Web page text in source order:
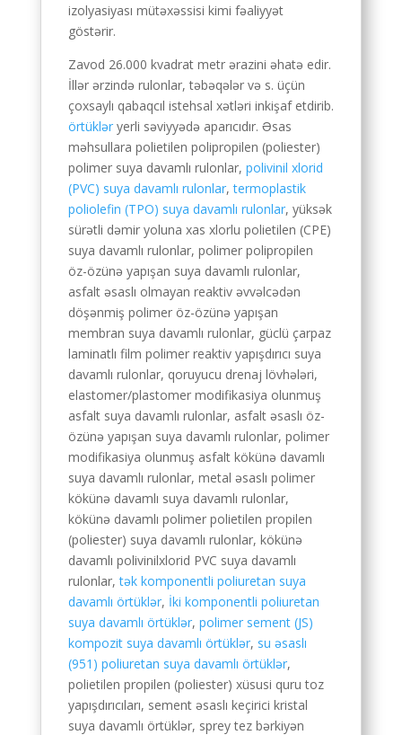
izolyasiyası mütəxəssisi kimi fəaliyyət
göstərir.
Zavod 26.000 kvadrat metr ərazini əhatə edir.
İllər ərzində rulonlar, təbəqələr və s. üçün
çoxsaylı qabaqcıl istehsal xətləri inkişaf etdirib.
örtükləryerli səviyyədə aparıcıdır. Əsas
məhsullara polietilen polipropilen (poliester)
polimer suya davamlı rulonlar, polivinil xlorid
(PVC) suya davamlı rulonlar,termoplastik
poliolefin (TPO) suya davamlı rulonlar, yüksək
sürətli dəmir yoluna xas xlorlu polietilen (CPE)
suya davamlı rulonlar, polimer polipropilen
öz-özünə yapışan suya davamlı rulonlar,
asfalt əsaslı olmayan reaktiv əvvəlcədən
döşənmiş polimer öz-özünə yapışan
membran suya davamlı rulonlar, güclü çarpaz
laminatlı film polimer reaktiv yapışdırıcı suya
davamlı rulonlar, qoruyucu drenaj lövhələri,
elastomer/plastomer modifikasiya olunmuş
asfalt suya davamlı rulonlar, asfalt əsaslı öz-
özünə yapışan suya davamlı rulonlar, polimer
modifikasiya olunmuş asfalt kökünə davamlı
suya davamlı rulonlar, metal əsaslı polimer
kökünə davamlı suya davamlı rulonlar,
kökünə davamlı polimer polietilen propilen
(poliester) suya davamlı rulonlar, kökünə
davamlı polivinilxlorid PVC suya davamlı
rulonlar,tək komponentli poliuretan suya
davamlı örtüklər, İki komponentli poliuretan
suya davamlı örtüklər, polimer sement (JS)
kompozit suya davamlı örtüklər, su əsaslı
(951) poliuretan suya davamlı örtüklər,
polietilen propilen (poliester) xüsusi quru toz
yapışdırıcıları, sement əsaslı keçirici kristal
suya davamlı örtüklər, sprey tez bərkiyən
Icelandic
Galician
Panjabi
Chinese
Spanish (Argentina)
Thai
Hebrew
Norwegian
Bengali
Vietnamese
Finnish
Croatian
Lithuanian
Myanmar
Urdu
Swahili
Amharic
Afrikaans
Greek
Hausa
Yoruba
Igbo
English (UK)